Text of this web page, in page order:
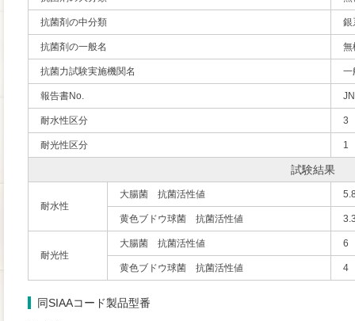
抗菌剤の中分類 銀
抗菌剤の一般名 無
抗菌力試験実施機関名 一
報告書No.
耐水性区分 3
耐光性区分 1
試験結果
耐水性
大腸菌 抗菌活性値
黄色ブドウ球菌 抗菌活性値
耐光性
大腸菌 抗菌活性値 6
黄色ブドウ球菌 抗菌活性値 4
同SIAAコード製品型番